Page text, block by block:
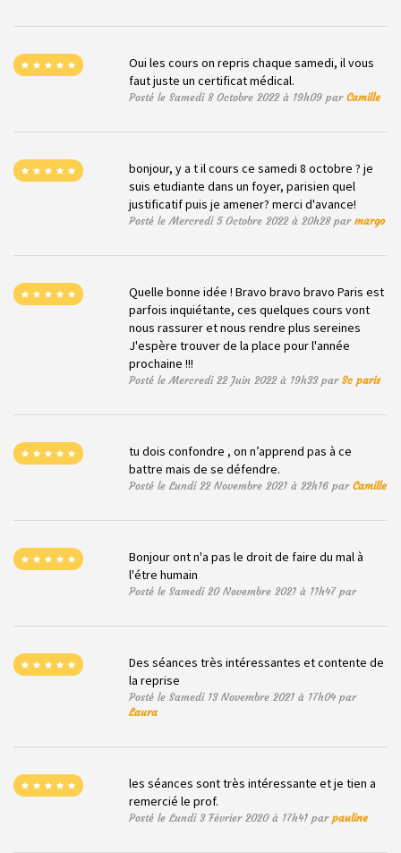
Oui les cours on repris chaque samedi, il vous
faut juste un certificat médical.
Posté le Samedi 8 Octobre 2022 à 19h09 parCamille
bonjour, y a t il cours ce samedi 8 octobre ? je
suis etudiante dans un foyer, parisien quel
justificatif puis je amener? merci d'avance!
Posté le Mercredi 5 Octobre 2022 à 20h28 parmargo
Quelle bonne idée ! Bravo bravo bravo Paris est
parfois inquiétante, ces quelques cours vont
nous rassurer et nous rendre plus sereines
J'espère trouver de la place pour l'année
prochaine !!!
Posté le Mercredi 22 Juin 2022 à 19h33 parSc paris
tu dois confondre , on n’apprend pas à ce
battre mais de se défendre.
Posté le Lundi 22 Novembre 2021 à 22h16 parCamille
Bonjour ont n'a pas le droit de faire du mal à
l'étre humain
Posté le Samedi 20 Novembre 2021 à 11h47 par
Des séances très intéressantes et contente de
la reprise
Posté le Samedi 13 Novembre 2021 à 17h04 par
Laura
les séances sont très intéressante et je tien a
remercié le prof.
Posté le Lundi 3 Février 2020 à 17h41 parpauline